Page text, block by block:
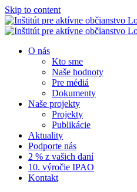
Skip to content
O nás
Kto sme
Naše hodnoty
Pre médiá
Dokumenty
Naše projekty
Projekty
Publikácie
Aktuality
Podporte nás
2 % z vašich daní
10. výročie IPAO
Kontakt